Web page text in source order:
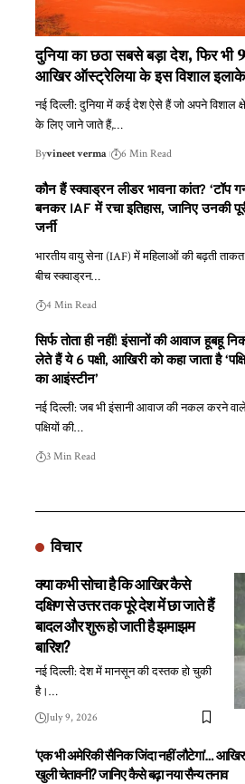
दुनिया का छठा सबसे बड़ा देश, फिर भी
आखिर ऑस्ट्रेलिया के इस विशाल
नई दिल्ली: दुनिया में कई देश ऐसे हैं जो अपने
के लिए जाने जाते हैं,…
Byvineet verma 6 Min Read
कौन हैं स्क्वाड्रन लीडर भावना कांत? ‘टॉप
बनकर IAF में रचा इतिहास, जानिए उनकी
जर्नी
भारतीय वायु सेना (IAF) में महिलाओं की बढ़ती
बीच स्क्वाड्रन…
4 Min Read
सिर्फ तोता ही नहीं! इंसानों की आवाज हूबहू
लेते हैं ये 6 पक्षी, आखिरी को कहा जाता है
का आइंस्टीन’
नई दिल्ली: जब भी इंसानी आवाज की नकल करने
पक्षियों की…
3 Min Read
विचार
क्या कभी सोचा है कि आखिर कैसे
दक्षिण से उत्तर तक पूरे देश में छा जाते हैं
बादल और शुरू हो जाती है झमाझम
बारिश?
नई दिल्ली: देश में मानसून की दस्तक हो चुकी
है।…
July 9, 2026
‘एक भी अमेरिकी सैनिक जिंदा नहीं लौटेगा’…
खुली चेतावनी? जानिए कैसे बढ़ा नया सैन्य तनाव